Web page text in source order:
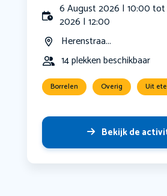
6 August 2026 | 10:00
2026 | 12:00
Herenstraa...
14 plekken beschikbaar
Borrelen Overig Uit
Bekijk de